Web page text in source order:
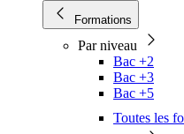
Formations
Par niveau
Bac +2
Bac +3
Bac +5
Toutes les